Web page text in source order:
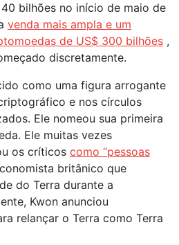
bilhões no início de maio de
venda mais ampla e um
de US$ 300 bilhões ,
discretamente.
como uma figura arrogante
e nos círculos
Ele nomeou sua primeira
Ele muitas vezes
os críticos como “pessoas
britânico que
do Terra durante a
Kwon anunciou
relançar o Terra como Terra